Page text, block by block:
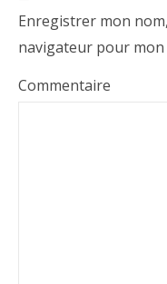
Enregistrer mon
navigateur pour
Commentaire